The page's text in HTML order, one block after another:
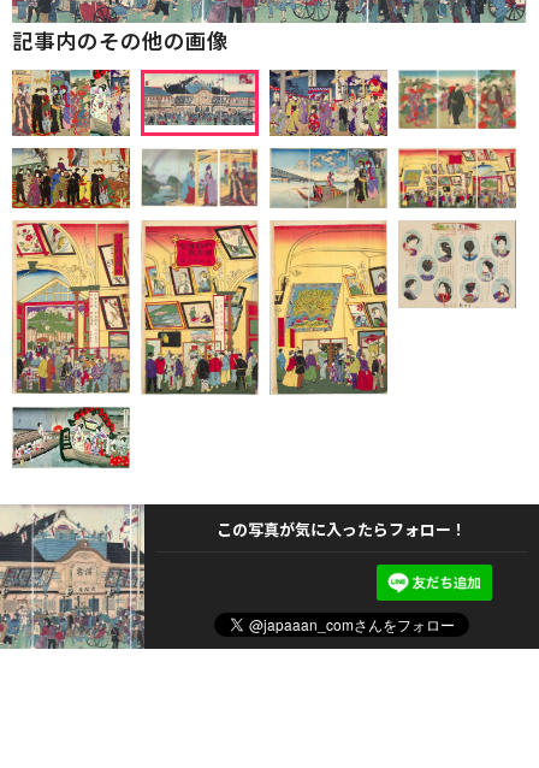
記事内のその他の画像
この写真が気に入ったらフォロー！